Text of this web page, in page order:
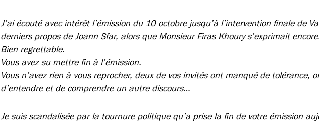
J’ai écouté avec intérêt l’émission du 10 octobre jusqu’à l’intervention finale de
derniers propos de Joann Sfar, alors que Monsieur Firas Khoury s’exprimait
Bien regrettable.
Vous avez su mettre fin à l’émission.
Vous n’avez rien à vous reprocher, deux de vos invités ont manqué de tolérance,
d’entendre et de comprendre un autre discours…
Je suis scandalisée par la tournure politique qu’a prise la fin de votre émission